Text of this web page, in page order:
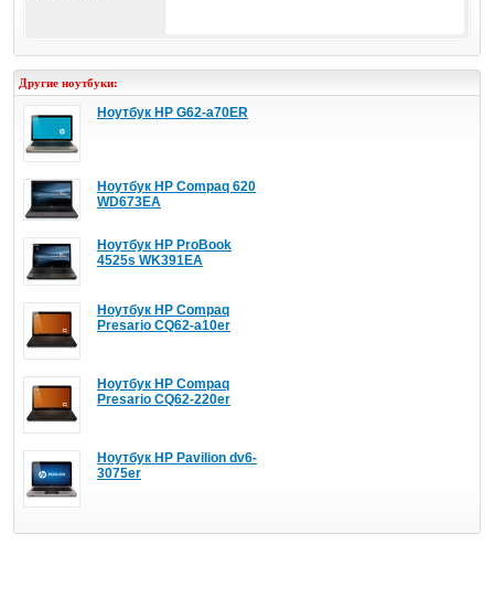
Другие ноутбуки:
Ноутбук HP G62-a70ER
Ноутбук HP Compaq 620
WD673EA
Ноутбук HP ProBook
4525s WK391EA
Ноутбук HP Compaq
Presario CQ62-a10er
Ноутбук HP Compaq
Presario CQ62-220er
Ноутбук HP Pavilion dv6-
3075er